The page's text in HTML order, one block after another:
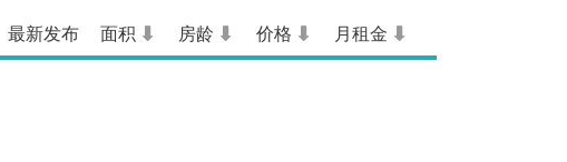
最新发布 面积 房龄 价格 月租金